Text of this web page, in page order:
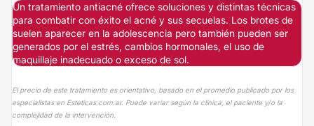
Un tratamiento antiacné ofrece soluciones y distintas técnicas
para combatir con éxito el acné y sus secuelas. Los brotes de
suelen aparecer en la adolescencia pero también pueden ser
generados por el estrés, cambios hormonales, el uso de
maquillaje inadecuado o exceso de sol.
El precio de este tratamiento es orientativo, basado en el promedio publicado por los
especialistas en Esteticas.com.ar. Puede variar según la clínica, el paciente y/o la
complejidad de la intervención.